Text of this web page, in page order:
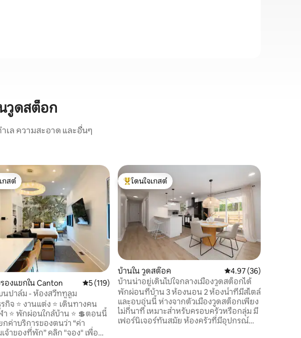
วูดสต็อก
เล ความสะอาด และอื่นๆ
รีวิว
สต์ที่สุด
กสต์
องแขกใน Canton คะแนนเฉลี่ย 5 จาก 5, 119 รีวิว
5 (119)
นปาล์ม - ห้องสวีททูลูม
รกิจ ⭐️ งานแต่ง ⭐️ เดินทางคน
พักผ่อนใกล้บ้าน ⭐️ 💲ตอนนี้
กค่าบริการของตนว่า “ค่า
เจ้าของที่พัก” คลิก "จอง" เพื่อ
โดนใจเกสต์ที่สุด
โดนใจเกสต์
บ้านใน วูดสต๊อค คะแนนเฉลี่ย 4.97 จาก
4.97 (36)
บ้านน่าอยู่เดินไปใจกลางเมืองวูดสต็อกได้
พักผ่อนที่บ้าน 3 ห้องนอน 2 ห้องน้ำที่มีสไตล์
และอบอุ่นนี้ ห่างจากตัวเมืองวูดสต็อกเพียง
ไม่กี่นาที เหมาะสำหรับครอบครัวหรือกลุ่ม มี
เฟอร์นิเจอร์ทันสมัย ห้องครัวที่มีอุปกรณ์